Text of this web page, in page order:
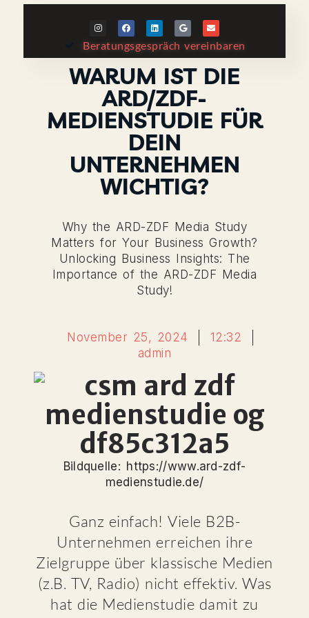
Beratungsgespräch vereinbaren
WARUM IST DIE
ARD/ZDF-
MEDIENSTUDIE FÜR
DEIN
UNTERNEHMEN
WICHTIG?
Why the ARD-ZDF Media Study
Matters for Your Business Growth?
Unlocking Business Insights: The
Importance of the ARD-ZDF Media
Study!
November 25, 2024
12:32
admin
Bildquelle: https://www.ard-zdf-
medienstudie.de/
Ganz einfach! Viele B2B-
Unternehmen erreichen ihre
Zielgruppe über klassische Medien
(z.B. TV, Radio) nicht effektiv. Was
hat die Medienstudie damit zu